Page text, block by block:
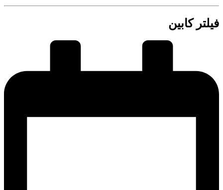
فیلتر کابین